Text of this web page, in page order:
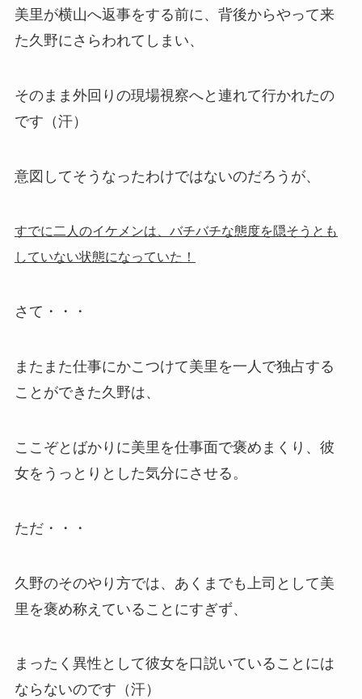
美里が横山へ返事をする前に、背後からやって来
た久野にさらわれてしまい、
そのまま外回りの現場視察へと連れて行かれたの
です（汗）
意図してそうなったわけではないのだろうが、
すでに二人のイケメンは、バチバチな態度を隠そうとも
していない状態になっていた！
さて・・・
またまた仕事にかこつけて美里を一人で独占する
ことができた久野は、
ここぞとばかりに美里を仕事面で褒めまくり、彼
女をうっとりとした気分にさせる。
ただ・・・
久野のそのやり方では、あくまでも上司として美
里を褒め称えていることにすぎず、
まったく異性として彼女を口説いていることには
ならないのです（汗）